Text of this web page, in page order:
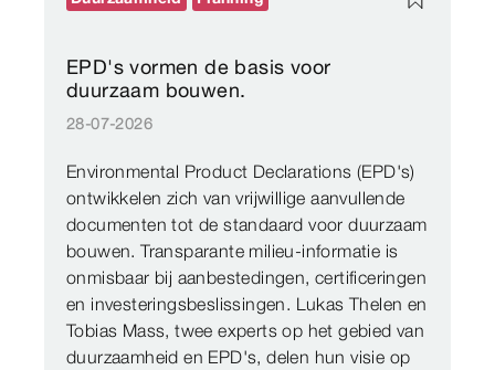
EPD's vormen de basis voor
duurzaam bouwen.
28-07-2026
Environmental Product Declarations (EPD's)
ontwikkelen zich van vrijwillige aanvullende
documenten tot de standaard voor duurzaam
bouwen. Transparante milieu-informatie is
onmisbaar bij aanbestedingen, certificeringen
en investeringsbeslissingen. Lukas Thelen en
Tobias Mass, twee experts op het gebied van
duurzaamheid en EPD's, delen hun visie op